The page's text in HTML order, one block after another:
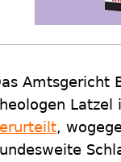
Amtsgericht
Latzel
,